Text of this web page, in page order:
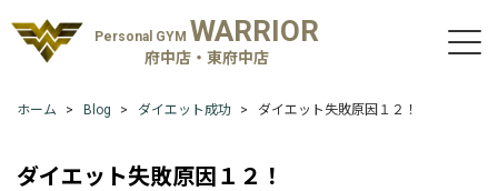
Personal GYM WARRIOR
府中店・東府中店
ホーム Blog ダイエット成功 ダイエット失敗原因１２！
ダイエット失敗原因１２！